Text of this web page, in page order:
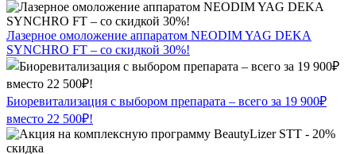
Лазерное омоложение аппаратом NEODIM YAG DEKA
SYNCHRO FT – со скидкой 30%!
Биоревитализация с выбором препарата – всего за 19 900₽
вместо 22 500₽!